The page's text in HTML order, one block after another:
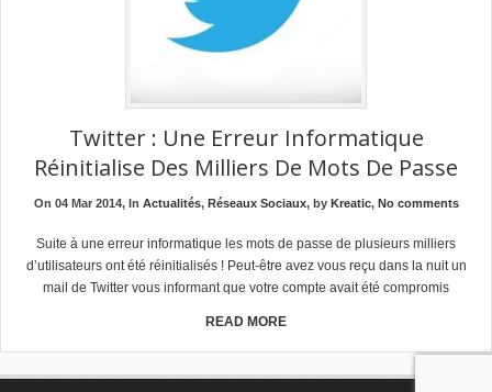
Twitter : Une Erreur Informatique
Réinitialise Des Milliers De Mots De Passe
On 04 Mar 2014, In Actualités, Réseaux Sociaux, by Kreatic, No comments
Suite à une erreur informatique les mots de passe de plusieurs milliers
d’utilisateurs ont été réinitialisés ! Peut-être avez vous reçu dans la nuit un
mail de Twitter vous informant que votre compte avait été compromis
READ MORE